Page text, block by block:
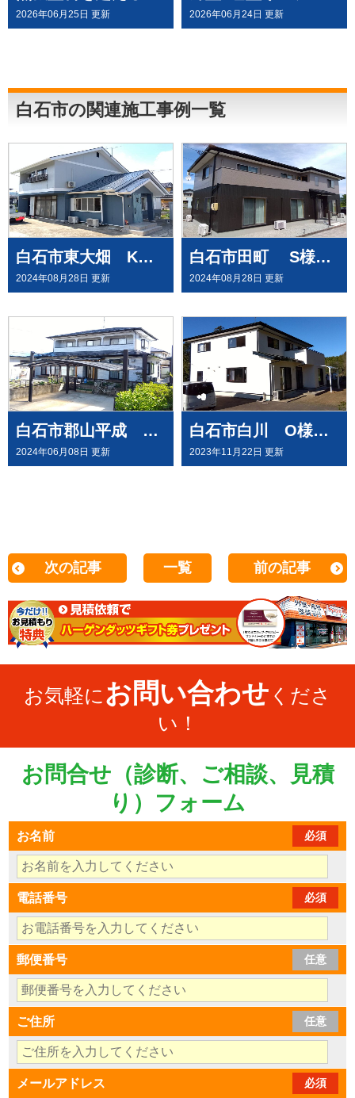
2026年06月25日 更新 2026年06月24日 更新
白石市の関連施工事例一覧
白石市東大畑 K様邸で屋根外壁塗装工事
2024年08月28日 更新
白石市田町 S様邸で外壁塗装工事させて頂きました
2024年08月28日 更新
白石市郡山平成 Y様邸で 屋根外壁塗装工事させて頂きました
2024年06月08日 更新
白石市白川 O様邸で 屋根外壁塗装 テラス新設工事させて頂きました
2023年11月22日 更新
次の記事 一覧 前の記事
お気軽に お問い合わせ くださ
い！
お問合せ（診断、ご相談、見積
り）フォーム
お名前 必須
電話番号 必須
郵便番号 任意
ご住所 任意
メールアドレス 必須